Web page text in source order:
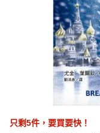
只剩5件， 要買要快！